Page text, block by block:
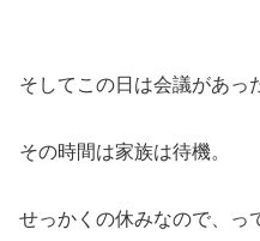
そしてこの日は会議があっ
その時間は家族は待機。
せっかくの休みなので、っ